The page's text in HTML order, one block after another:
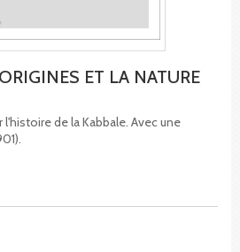
ET LA NATURE
de la Kabbale. Avec une